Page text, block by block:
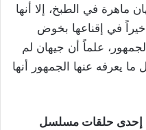
ماهرة في الطبخ، إلا أنها
في إقناعها بخوض
علماً أن جيهان لم
يعرفه عنها الجمهور أنها
إحدى حلقات مسلسل